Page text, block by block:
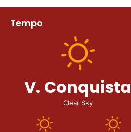
Tempo
V. Conquista
Clear Sky